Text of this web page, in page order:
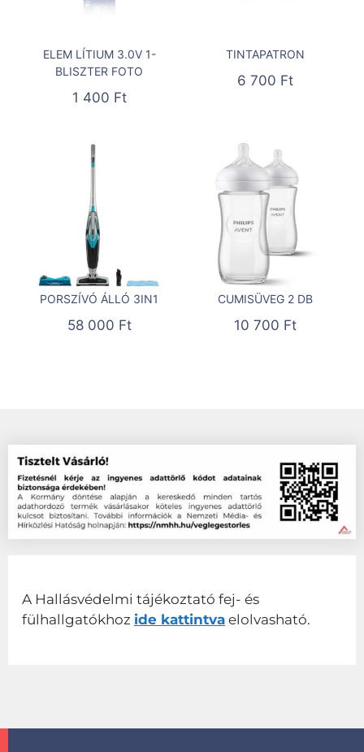
ELEM LÍTIUM 3.0V 1-
BLISZTER FOTO
1 400 Ft
TINTAPATRON
6 700 Ft
PORSZÍVÓ ÁLLÓ 3IN1
58 000 Ft
CUMISÜVEG 2 DB
10 700 Ft
A Hallásvédelmi tájékoztató fej- és
fülhallgatókhoz ide kattintva elolvasható.